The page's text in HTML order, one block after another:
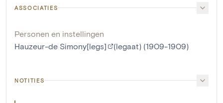
ASSOCIATIES
Personen en instellingen
Hauzeur-de Simony[legs]
(legaat) (1909-1909)
NOTITIES